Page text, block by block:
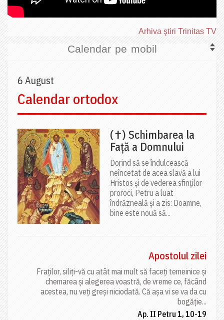
Arhiva ştiri Trinitas TV
Calendar pe mobil
6 August
Calendar ortodox
(✝) Schimbarea la
Față a Domnului
Dorind să se îndulcească
neîncetat de acea slavă a lui
Hristos și de vederea sfinților
proroci, Petru a luat
îndrăzneală și a zis: Doamne,
bine este nouă să...
Apostolul zilei
Fraților, siliți-vă cu atât mai mult să faceți temeinice și
chemarea și alegerea voastră, de vreme ce, făcând
acestea, nu veți greși niciodată. Că așa vi se va da cu
bogăție...
Ap. II Petru 1, 10-19